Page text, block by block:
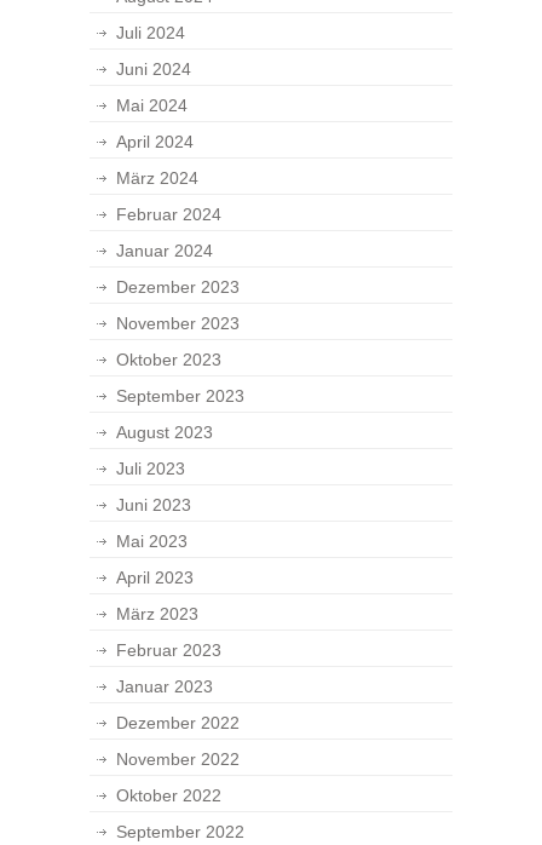
Juli 2024
Juni 2024
Mai 2024
April 2024
März 2024
Februar 2024
Januar 2024
Dezember 2023
November 2023
Oktober 2023
September 2023
August 2023
Juli 2023
Juni 2023
Mai 2023
April 2023
März 2023
Februar 2023
Januar 2023
Dezember 2022
November 2022
Oktober 2022
September 2022